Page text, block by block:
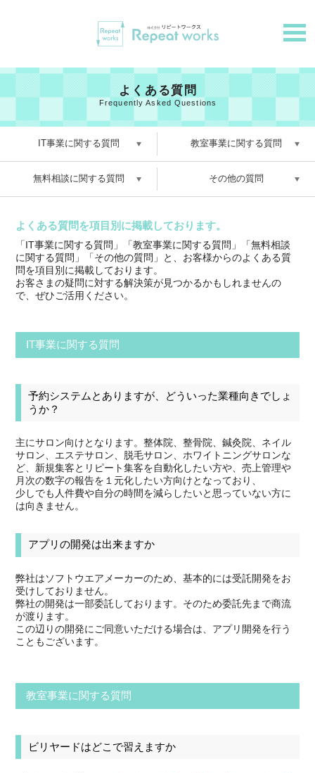
よくある質問
Frequently Asked Questions
IT事業に関する質問 教室事業に関する質問
無料相談に関する質問 その他の質問
よくある質問を項目別に掲載しております。
「IT事業に関する質問」「教室事業に関する質問」「無料相談
に関する質問」「その他の質問」と、お客様からのよくある質
問を項目別に掲載しております。
お客さまの疑問に対する解決策が見つかるかもしれませんの
で、ぜひご活用ください。
IT事業に関する質問
予約システムとありますが、どういった業種向きでしょ
うか？
主にサロン向けとなります。整体院、整骨院、鍼灸院、ネイル
サロン、エステサロン、脱毛サロン、ホワイトニングサロンな
ど、新規集客とリピート集客を自動化したい方や、売上管理や
月次の数字の報告を１元化したい方向けとなっており、
少しでも人件費や自分の時間を減らしたいと思っていない方に
は向きません。
アプリの開発は出来ますか
弊社はソフトウエアメーカーのため、基本的には受託開発をお
受けしておりません。
弊社の開発は一部委託しております。そのため委託先まで商流
が渡ります。
この辺りの開発にご同意いただける場合は、アプリ開発を行う
こともございます。
教室事業に関する質問
ビリヤードはどこで習えますか